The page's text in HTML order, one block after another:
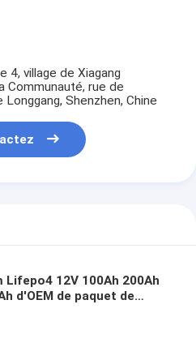
4, village de Xiagang
Communauté, rue de
Shenzhen, Chine
Lifepo4 12V 100Ah 200Ah
d'OEM de paquet de